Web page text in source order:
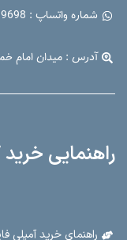
شماره واتساپ : 09016899698
آدرس : میدان امام
راهنمایی خرید
راهنمای خرید آمپلی